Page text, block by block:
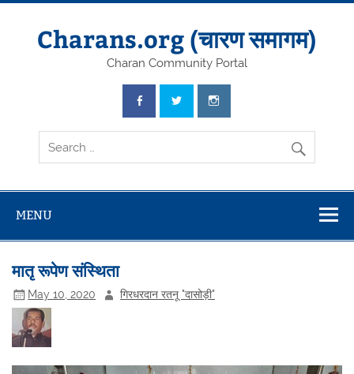
Skip
Charans.org (चारण समागम)
Charan Community Portal
MENU
मातृ रूपेण संस्थिता
May 10, 2020 गिरधरदान रतनू "दासोड़ी"